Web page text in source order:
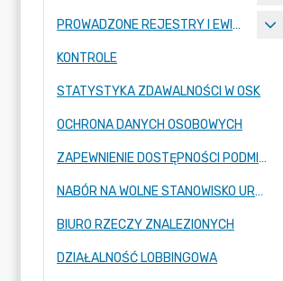
PROWADZONE REJESTRY I EWIDENCJE
KONTROLE
STATYSTYKA ZDAWALNOŚCI W OSK
OCHRONA DANYCH OSOBOWYCH
ZAPEWNIENIE DOSTĘPNOŚCI PODMIOTU PUBLICZNEGO
NABÓR NA WOLNE STANOWISKO URZĘDNICZE
BIURO RZECZY ZNALEZIONYCH
DZIAŁALNOŚĆ LOBBINGOWA